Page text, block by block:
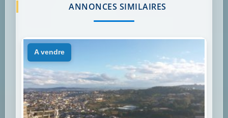
ANNONCES SIMILAIRES
a vendre